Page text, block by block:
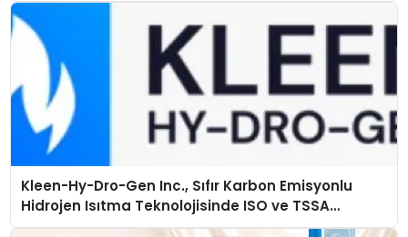
Kleen-Hy-Dro-Gen Inc., Sıfır Karbon Emisyonlu
Hidrojen Isıtma Teknolojisinde ISO ve TSSA
Düzenleyici Onaylarını Aldı